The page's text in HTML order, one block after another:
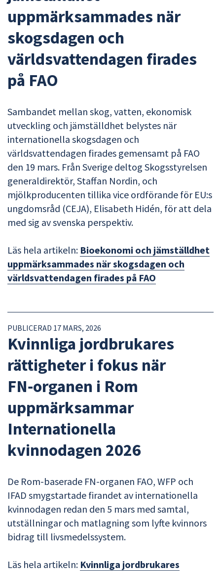
uppmärksammades när
skogsdagen och
världsvattendagen firades
på FAO
Sambandet mellan skog, vatten, ekonomisk
utveckling och jämställdhet belystes när
internationella skogsdagen och
världsvattendagen firades gemensamt på FAO
den 19 mars. Från Sverige deltog Skogsstyrelsen
generaldirektör, Staffan Nordin, och
mjölkproducenten tillika vice ordförande för EU:s
ungdomsråd (CEJA), Elisabeth Hidén, för att dela
med sig av svenska perspektiv.
Läs hela artikeln: Bioekonomi och jämställdhet
uppmärksammades när skogsdagen och
världsvattendagen firades på FAO
PUBLICERAD 17 MARS, 2026
Kvinnliga jordbrukares
rättigheter i fokus när
FN‑organen i Rom
uppmärksammar
Internationella
kvinnodagen 2026
De Rom-baserade FN-organen FAO, WFP och
IFAD smygstartade firandet av internationella
kvinnodagen redan den 5 mars med samtal,
utställningar och matlagning som lyfte kvinnors
bidrag till livsmedelssystem.
Läs hela artikeln: Kvinnliga jordbrukares